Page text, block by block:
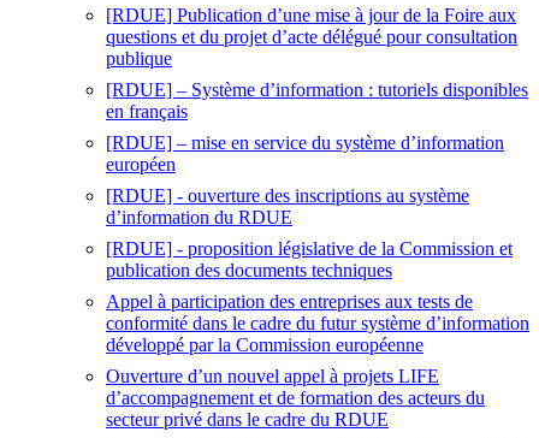
[RDUE] Publication d’une mise à jour de la Foire aux
questions et du projet d’acte délégué pour consultation
publique
[RDUE] – Système d’information : tutoriels disponibles
en français
[RDUE] – mise en service du système d’information
européen
[RDUE] - ouverture des inscriptions au système
d’information du RDUE
[RDUE] - proposition législative de la Commission et
publication des documents techniques
Appel à participation des entreprises aux tests de
conformité dans le cadre du futur système d’information
développé par la Commission européenne
Ouverture d’un nouvel appel à projets LIFE
d’accompagnement et de formation des acteurs du
secteur privé dans le cadre du RDUE